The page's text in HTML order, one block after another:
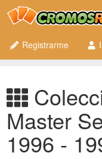
Registrarme
Master
1996 -